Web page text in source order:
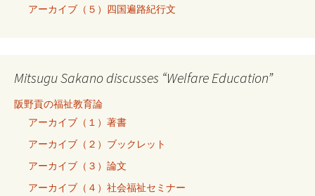
アーカイブ（５）四国遍路紀行文
Mitsugu Sakano discusses “Welfare Education”
阪野貢の福祉教育論
アーカイブ（１）著書
アーカイブ（２）ブックレット
アーカイブ（３）論文
アーカイブ（４）社会福祉セミナー